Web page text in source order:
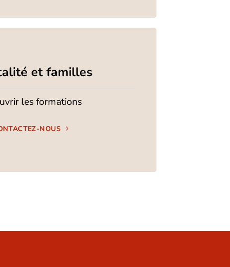
et familles
les formations
NOUS